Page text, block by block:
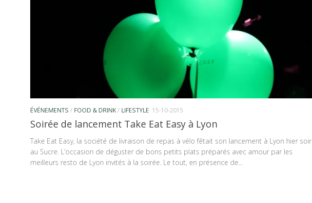
ÉVÉNEMENTS / FOOD & DRINK/ LIFESTYLE 15-10-2015
Soirée de lancement Take Eat Easy à Lyon
Take Eat Easy, la société de livraison de repas à vélo fêtait son lancement à Lyon hier soir
au Sucre. L’occasion de déguster de bons petits plats préparés avec amour par les
meilleurs resto de Lyon invités à la soirée. Le tout, en présence de...